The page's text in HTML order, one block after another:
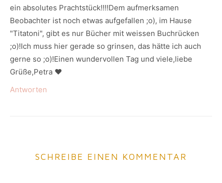
ein absolutes Prachtstück!!!!Dem aufmerksamen
Beobachter ist noch etwas aufgefallen ;o), im Hause
"Titatoni", gibt es nur Bücher mit weissen Buchrücken
;o)!Ich muss hier gerade so grinsen, das hätte ich auch
gerne so ;o)!Einen wundervollen Tag und viele,liebe
Grüße,Petra ♥
Antworten
SCHREIBE EINEN KOMMENTAR